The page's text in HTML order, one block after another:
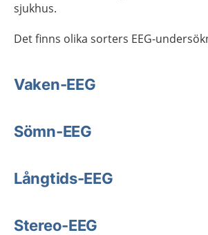
sjukhus.
Det finns olika sorters EEG-
Vaken-EEG
Sömn-EEG
Långtids-EEG
Stereo-EEG